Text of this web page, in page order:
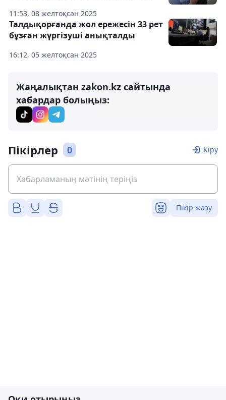
11:53, 08 желтоқсан 2025
16:12, 05 желтоқсан 2025
Талдықорғанда жол ережесін 33 рет
бұзған жүргізуші анықталды
Жаңалықтан zakon.kz сайтында
хабардар болыңыз:
Пікірлер 0 Кіру
Пікір жазу